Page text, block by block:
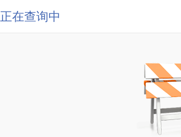
正在查询中